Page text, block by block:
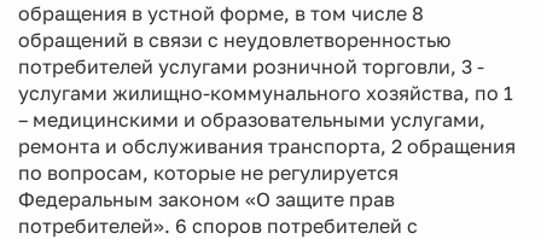
обращения в устной форме, в том числе 8
обращений в связи с неудовлетворенностью
потребителей услугами розничной торговли, 3 -
услугами жилищно-коммунального хозяйства, по 1
– медицинскими и образовательными услугами,
ремонта и обслуживания транспорта, 2 обращения
по вопросам, которые не регулируется
Федеральным законом «О защите прав
потребителей». 6 споров потребителей с